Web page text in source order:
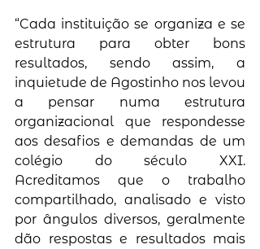
“Cada instituição se organiza e se
estrutura para obter bons
resultados, sendo assim, a
inquietude de Agostinho nos levou
a pensar numa estrutura
organizacional que respondesse
aos desafios e demandas de um
colégio do século XXI.
Acreditamos que o trabalho
compartilhado, analisado e visto
por ângulos diversos, geralmente
dão respostas e resultados mais